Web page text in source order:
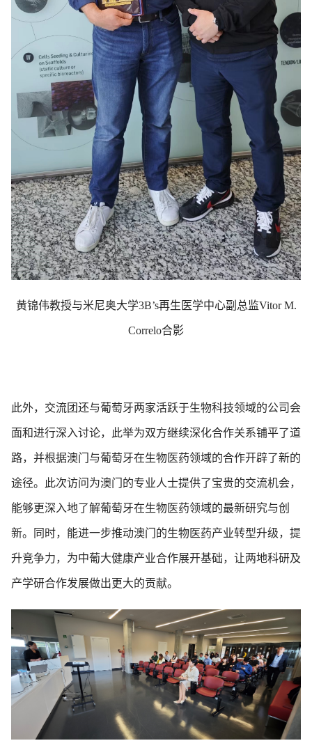
黄锦伟教授与米尼奥大学3B’s再生医学中心副总监Vitor M.
Correlo合影
此外，交流团还与葡萄牙两家活跃于生物科技领域的公司会
面和进行深入讨论，此举为双方继续深化合作关系铺平了道
路，并根据澳门与葡萄牙在生物医药领域的合作开辟了新的
途径。此次访问为澳门的专业人士提供了宝贵的交流机会，
能够更深入地了解葡萄牙在生物医药领域的最新研究与创
新。同时，能进一步推动澳门的生物医药产业转型升级，提
升竞争力，为中葡大健康产业合作展开基础，让两地科研及
产学研合作发展做出更大的贡献。